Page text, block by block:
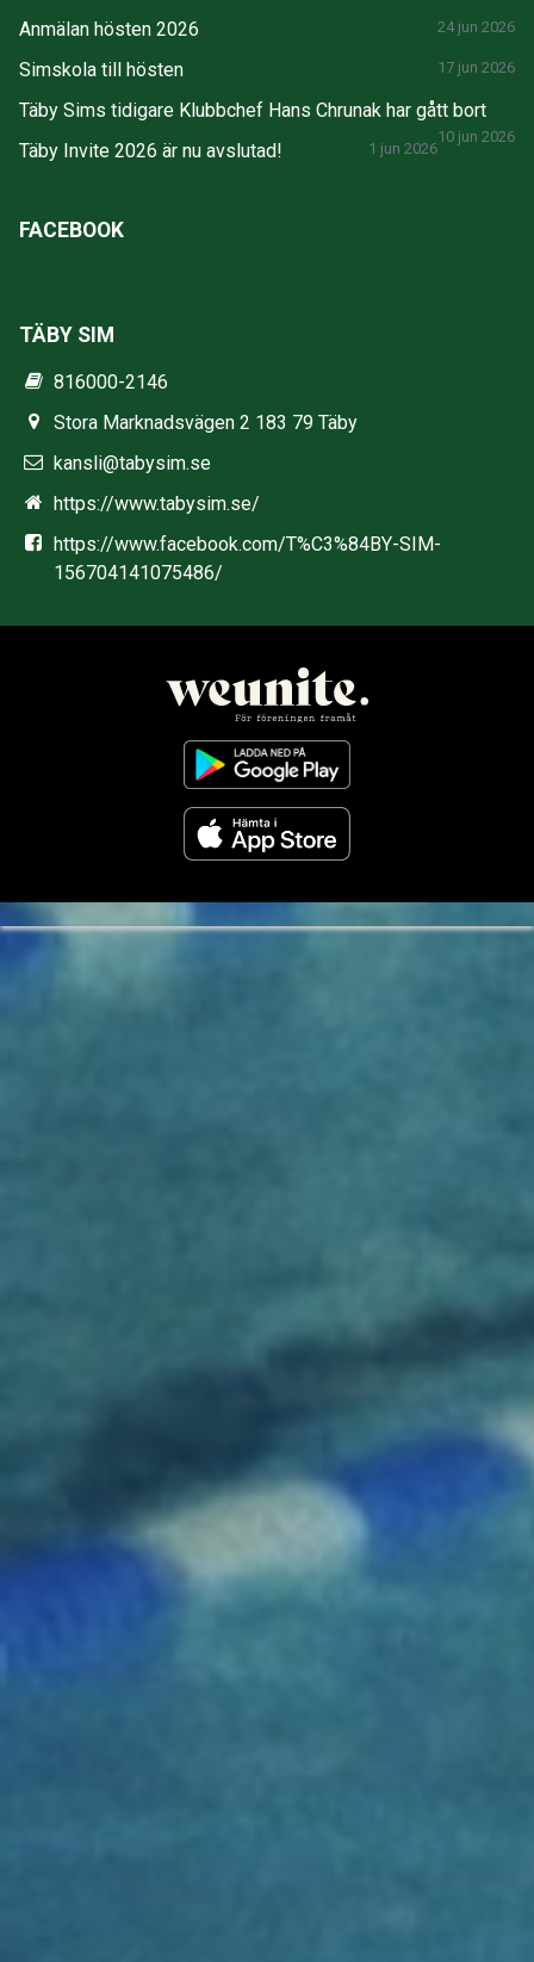
Anmälan hösten 2026 24 jun 2026
Simskola till hösten 17 jun 2026
Täby Sims tidigare Klubbchef Hans Chrunak har gått bort
10 jun 2026
Täby Invite 2026 är nu avslutad! 1 jun 2026
FACEBOOK
TÄBY SIM
816000-2146
Stora Marknadsvägen 2 183 79 Täby
kansli@tabysim.se
https://www.tabysim.se/
https://www.facebook.com/T%C3%84BY-SIM-
156704141075486/